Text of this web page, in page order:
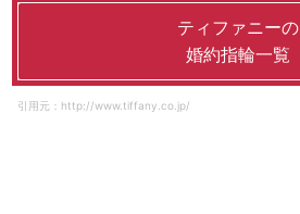
ティファニーの
婚約指輪一覧
引用元：http://www.tiffany.co.jp/